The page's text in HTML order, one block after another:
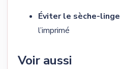
Éviter le sèche-linge
l’imprimé
Voir aussi